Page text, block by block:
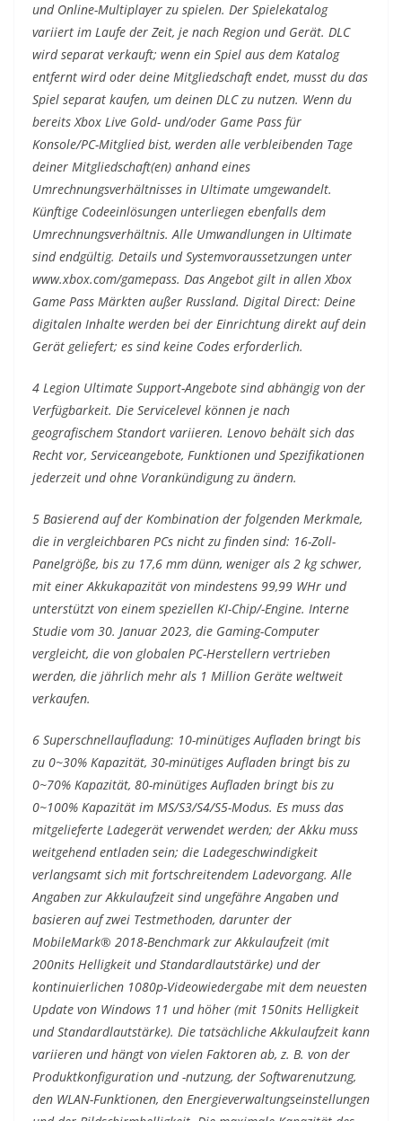
und Online-Multiplayer zu spielen. Der Spielekatalog
variiert im Laufe der Zeit, je nach Region und Gerät. DLC
wird separat verkauft; wenn ein Spiel aus dem Katalog
entfernt wird oder deine Mitgliedschaft endet, musst du das
Spiel separat kaufen, um deinen DLC zu nutzen. Wenn du
bereits Xbox Live Gold- und/oder Game Pass für
Konsole/PC-Mitglied bist, werden alle verbleibenden Tage
deiner Mitgliedschaft(en) anhand eines
Umrechnungsverhältnisses in Ultimate umgewandelt.
Künftige Codeeinlösungen unterliegen ebenfalls dem
Umrechnungsverhältnis. Alle Umwandlungen in Ultimate
sind endgültig. Details und Systemvoraussetzungen unter
www.xbox.com/gamepass. Das Angebot gilt in allen Xbox
Game Pass Märkten außer Russland. Digital Direct: Deine
digitalen Inhalte werden bei der Einrichtung direkt auf dein
Gerät geliefert; es sind keine Codes erforderlich.
4 Legion Ultimate Support-Angebote sind abhängig von der
Verfügbarkeit. Die Servicelevel können je nach
geografischem Standort variieren. Lenovo behält sich das
Recht vor, Serviceangebote, Funktionen und Spezifikationen
jederzeit und ohne Vorankündigung zu ändern.
5 Basierend auf der Kombination der folgenden Merkmale,
die in vergleichbaren PCs nicht zu finden sind: 16-Zoll-
Panelgröße, bis zu 17,6 mm dünn, weniger als 2 kg schwer,
mit einer Akkukapazität von mindestens 99,99 WHr und
unterstützt von einem speziellen KI-Chip/-Engine. Interne
Studie vom 30. Januar 2023, die Gaming-Computer
vergleicht, die von globalen PC-Herstellern vertrieben
werden, die jährlich mehr als 1 Million Geräte weltweit
verkaufen.
6 Superschnellaufladung: 10-minütiges Aufladen bringt bis
zu 0~30% Kapazität, 30-minütiges Aufladen bringt bis zu
0~70% Kapazität, 80-minütiges Aufladen bringt bis zu
0~100% Kapazität im MS/S3/S4/S5-Modus. Es muss das
mitgelieferte Ladegerät verwendet werden; der Akku muss
weitgehend entladen sein; die Ladegeschwindigkeit
verlangsamt sich mit fortschreitendem Ladevorgang. Alle
Angaben zur Akkulaufzeit sind ungefähre Angaben und
basieren auf zwei Testmethoden, darunter der
MobileMark® 2018-Benchmark zur Akkulaufzeit (mit
200nits Helligkeit und Standardlautstärke) und der
kontinuierlichen 1080p-Videowiedergabe mit dem neuesten
Update von Windows 11 und höher (mit 150nits Helligkeit
und Standardlautstärke). Die tatsächliche Akkulaufzeit kann
variieren und hängt von vielen Faktoren ab, z. B. von der
Produktkonfiguration und -nutzung, der Softwarenutzung,
den WLAN-Funktionen, den Energieverwaltungseinstellungen